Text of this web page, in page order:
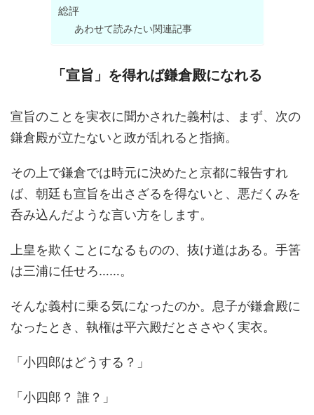
総評
あわせて読みたい関連記事
「宣旨」を得れば鎌倉殿になれる
宣旨のことを実衣に聞かされた義村は、まず、次の
鎌倉殿が立たないと政が乱れると指摘。
その上で鎌倉では時元に決めたと京都に報告すれ
ば、朝廷も宣旨を出さざるを得ないと、悪だくみを
呑み込んだような言い方をします。
上皇を欺くことになるものの、抜け道はある。手筈
は三浦に任せろ……。
そんな義村に乗る気になったのか。息子が鎌倉殿に
なったとき、執権は平六殿だとささやく実衣。
「小四郎はどうする？」
「小四郎？ 誰？」